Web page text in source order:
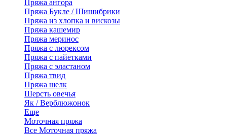
Пряжа ангора
Пряжа Букле / Шишибрики
Пряжа из хлопка и вискозы
Пряжа кашемир
Пряжа меринос
Пряжа с люрексом
Пряжа с пайетками
Пряжа с эластаном
Пряжа твид
Пряжа шелк
Шерсть овечья
Як / Верблюжонок
Еще
Моточная пряжа
Все Моточная пряжа